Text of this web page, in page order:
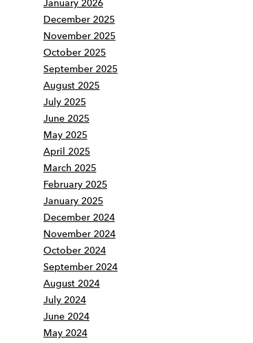
January 2026
December 2025
November 2025
October 2025
September 2025
August 2025
July 2025
June 2025
May 2025
April 2025
March 2025
February 2025
January 2025
December 2024
November 2024
October 2024
September 2024
August 2024
July 2024
June 2024
May 2024